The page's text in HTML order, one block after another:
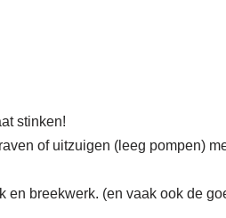
stinken!
of uitzuigen (leeg pompen)
breekwerk. (en vaak ook de